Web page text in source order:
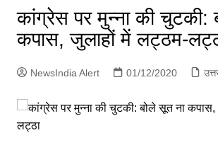
कांग्रेस पर मुन्ना की चुटकी:
कपास, जुलाहों में लट्ठम-
NewsIndia Alert 01/12/2020